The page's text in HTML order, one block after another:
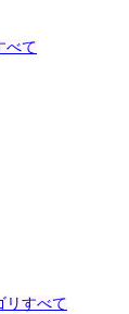
べて
リすべて